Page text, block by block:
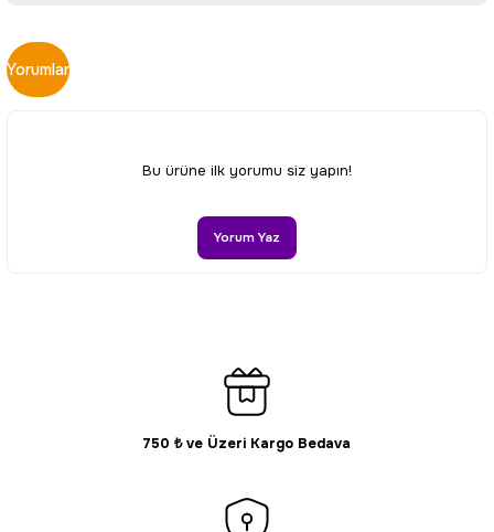
Bu ürünün fiyat bilgisi, resim, ürün açıklamalarında ve diğer
konularda yetersiz gördüğünüz noktaları öneri formunu
kullanarak tarafımıza iletebilirsiniz.
Ürün resmi kalitesiz, bozuk veya görüntülenemiyor.
Ürün bilgilerinde hatalar bulunuyor.
Gönder
Yorumlar
Bu ürüne ilk yorumu siz yapın!
Yorum Yaz
750 ₺ ve Üzeri Kargo Bedava